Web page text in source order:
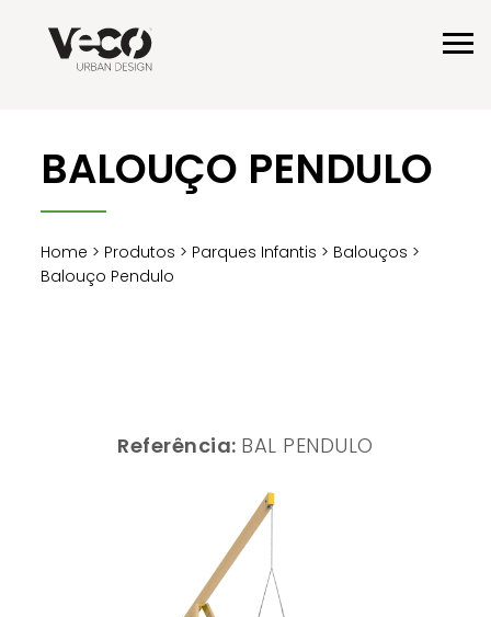
BALOUÇO PENDULO
Home > Produtos > Parques Infantis > Balouços >
Balouço Pendulo
Referência: BAL PENDULO